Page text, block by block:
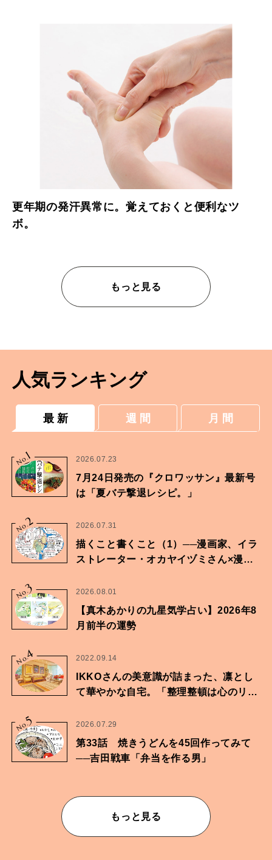
更年期の発汗異常に。覚えておくと便利なツ
ボ。
もっと見る
人気ランキング
最 新 週 間 月 間
No.
1 2026.07.23
7月24日発売の『クロワッサン』最新号
は「夏バテ撃退レシピ。」
No.2 2026.07.31
描くこと書くこと（1）──漫画家、イラ
ストレーター・オカヤイヅミさん×漫画
No.
3 2026.08.01
【真木あかりの九星気学占い】2026年8
月前半の運勢
No.
4 2022.09.14
IKKOさんの美意識が詰まった、凛とし
て華やかな自宅。「整理整頓は心のリズ
No.
5 2026.07.29
第33話 焼きうどんを45回作ってみて
──吉田戦車「弁当を作る男」
もっと見る